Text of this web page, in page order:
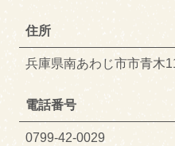
住所
兵庫県南あわじ市市青木
電話番号
0799-42-0029